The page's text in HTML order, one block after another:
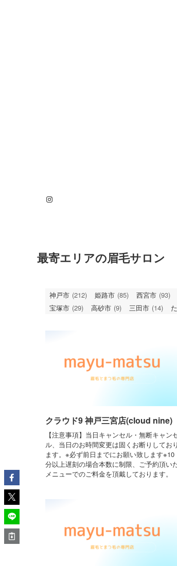
Instagram
最寄エリアの眉毛サロン
神戸市 (212) 姫路市 (85) 西宮市 (93)
宝塚市 (29) 高砂市 (9) 三田市 (14)
クラウド9 神戸三宮店(cloud nine)
【注意事項】当日キャンセル・無断キャン
ル、当日のお時間変更は固くお断りしており
ます。※必ず前日までにお願い致します※10
分以上遅刻の場合本数に制限、ご予約頂い
メニューでのご料金を頂戴しております。